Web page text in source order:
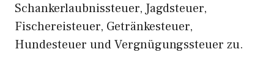
Schankerlaubnissteuer, Jagdsteuer,
Fischereisteuer, Getränkesteuer,
Hundesteuer und Vergnügungssteuer zu.